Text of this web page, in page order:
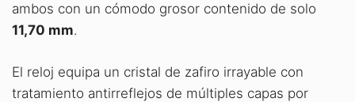
ambos con un cómodo grosor contenido de solo
11,70 mm.
El reloj equipa un cristal de zafiro irrayable con
tratamiento antirreflejos de múltiples capas por